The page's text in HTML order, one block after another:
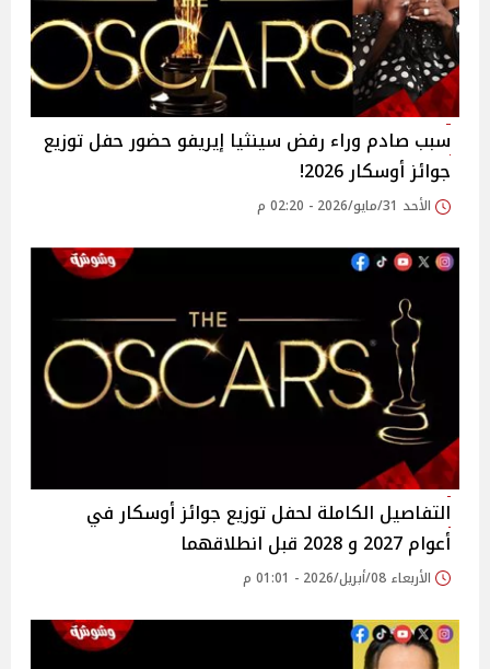
سبب صادم وراء رفض سينثيا إيريفو حضور حفل توزيع
جوائز أوسكار 2026!
الأحد 31/مايو/2026 - 02:20 م
التفاصيل الكاملة لحفل توزيع جوائز أوسكار في
أعوام 2027 و 2028 قبل انطلاقهما
الأربعاء 08/أبريل/2026 - 01:01 م